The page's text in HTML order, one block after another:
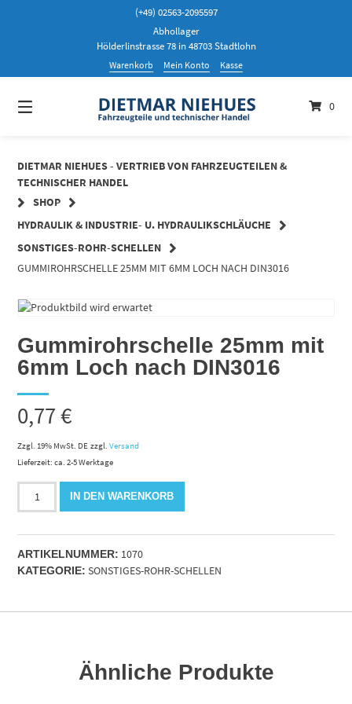
(+49) 02563-2095597
Abhollager
Hölderlinstrasse 78 in 48703 Stadtlohn
Warenkorb Mein Konto Kasse
0
DIETMAR NIEHUES - VERTRIEB VON FAHRZEUGTEILEN &
TECHNISCHER HANDEL
SHOP
HYDRAULIK & INDUSTRIE- U. HYDRAULIKSCHLÄUCHE
SONSTIGES-ROHR-SCHELLEN
GUMMIROHRSCHELLE 25MM MIT 6MM LOCH NACH DIN3016
Gummirohrschelle 25mm mit
6mm Loch nach DIN3016
0,77€
Zzgl. 19% MwSt. DE zzgl.Versand
Lieferzeit: ca. 2-5 Werktage
Gummirohrschelle
25mm
6mm
Loch
nach
IN DEN WARENKORB
ARTIKELNUMMER: 1070
KATEGORIE: SONSTIGES-ROHR-SCHELLEN
Ähnliche Produkte